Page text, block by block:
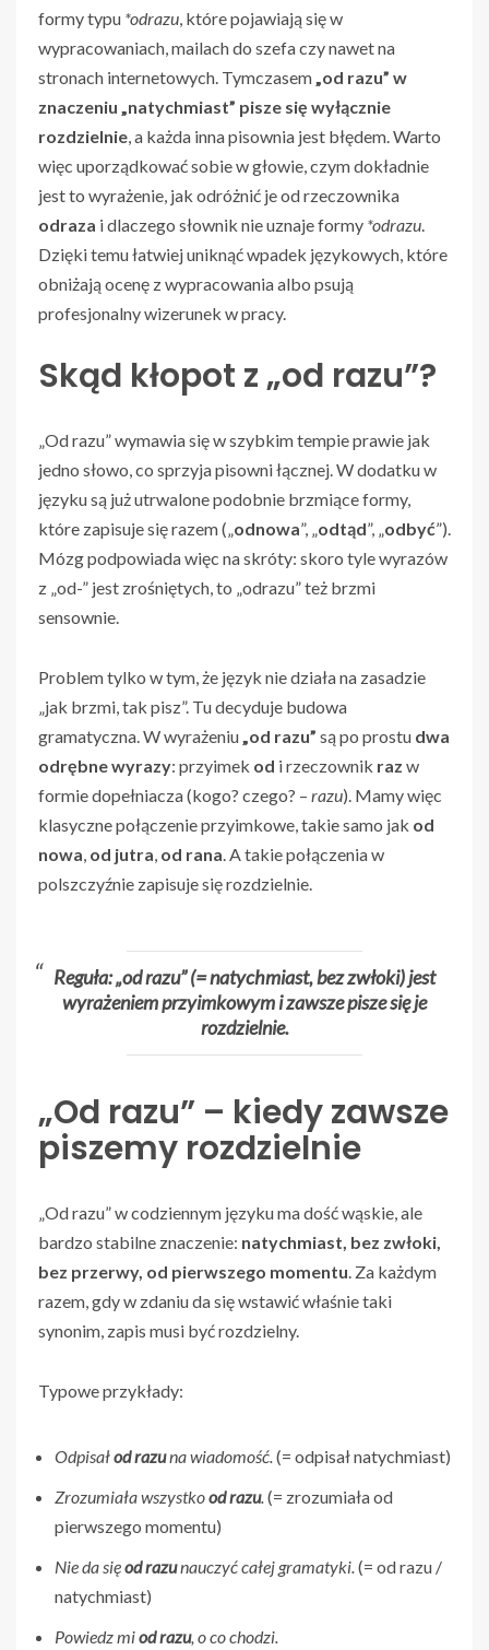
formy typu *odrazu , które pojawiają się w
wypracowaniach, mailach do szefa czy nawet na
stronach internetowych. Tymczasem „od razu” w
znaczeniu „natychmiast” pisze się wyłącznie
rozdzielnie , a każda inna pisownia jest błędem. Warto
więc uporządkować sobie w głowie, czym dokładnie
jest to wyrażenie, jak odróżnić je od rzeczownika
odraza i dlaczego słownik nie uznaje formy *odrazu
Dzięki temu łatwiej uniknąć wpadek językowych, które
obniżają ocenę z wypracowania albo psują
profesjonalny wizerunek w pracy.
Skąd kłopot z „od razu”?
„Od razu” wymawia się w szybkim tempie prawie jak
jedno słowo, co sprzyja pisowni łącznej. W dodatku w
języku są już utrwalone podobnie brzmiące formy,
które zapisuje się razem („ odnowa”, „ odtąd”, „ odbyć”).
Mózg podpowiada więc na skróty: skoro tyle wyrazów
z „od-” jest zrośniętych, to „odrazu” też brzmi
sensownie.
Problem tylko w tym, że język nie działa na zasadzie
„jak brzmi, tak pisz”. Tu decyduje budowa
gramatyczna. W wyrażeniu „od razu” są po prostu dwa
odrębne wyrazy: przyimek od i rzeczownik raz w
formie dopełniacza (kogo? czego? – razu). Mamy więc
klasyczne połączenie przyimkowe, takie samo jak od
nowa od jutra od rana . A takie połączenia w
polszczyźnie zapisuje się rozdzielnie.
Reguła: „od razu” (= natychmiast, bez zwłoki) jest
wyrażeniem przyimkowym i zawsze pisze się je
rozdzielnie.
„Od razu” – kiedy zawsze
piszemy rozdzielnie
„Od razu” w codziennym języku ma dość wąskie, ale
bardzo stabilne znaczenie: natychmiast, bez zwłoki,
bez przerwy, od pierwszego momentu . Za każdym
razem, gdy w zdaniu da się wstawić właśnie taki
synonim, zapis musi być rozdzielny.
Typowe przykłady:
Odpisałod razuna wiadomość. (= odpisał natychmiast)
Zrozumiała wszystkood razu. (= zrozumiała od
pierwszego momentu)
Nie da sięod razunauczyć całej gramatyki. (= od razu /
natychmiast)
Powiedz miod razu, o co chodzi.